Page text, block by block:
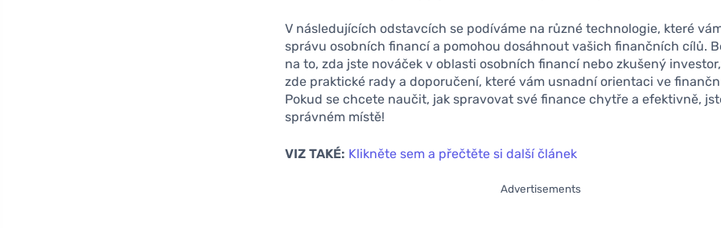
V následujících odstavcích se podíváme na různé technologie, které
správu osobních financí a pomohou dosáhnout vašich finančních cílů.
na to, zda jste nováček v oblasti osobních financí nebo zkušený
zde praktické rady a doporučení, které vám usnadní orientaci ve
Pokud se chcete naučit, jak spravovat své finance chytře a efektivně,
správném místě!
VIZ TAKÉ: Klikněte sem a přečtěte si další článek
Advertisements